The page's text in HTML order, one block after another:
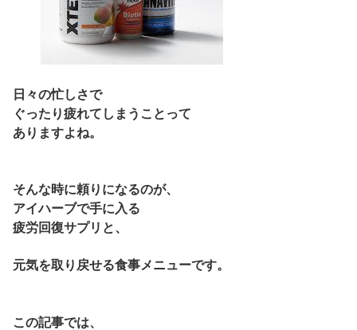
日々の忙しさで
ぐったり疲れてしまうことって
ありますよね。
そんな時に頼りになるのが、
アイハーブで手に入る
疲労回復サプリと、
元気を取り戻せる食事メニューです。
この記事では、